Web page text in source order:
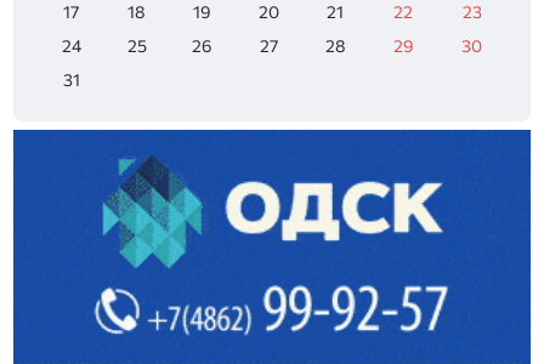
17
18 19 20 21 22
23
24
25 26 27 28 29
30
31